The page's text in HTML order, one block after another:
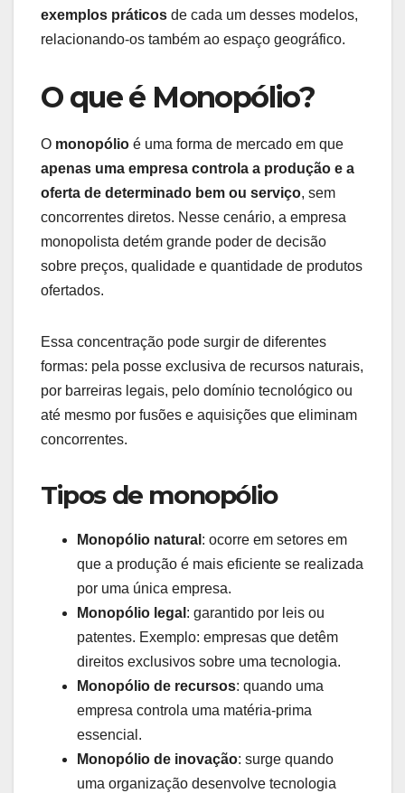
exemplos práticos de cada um desses modelos,
relacionando-os também ao espaço geográfico.
O que é Monopólio?
O monopólio é uma forma de mercado em que
apenas uma empresa controla a produção e a
oferta de determinado bem ou serviço, sem
concorrentes diretos. Nesse cenário, a empresa
monopolista detém grande poder de decisão
sobre preços, qualidade e quantidade de produtos
ofertados.
Essa concentração pode surgir de diferentes
formas: pela posse exclusiva de recursos naturais,
por barreiras legais, pelo domínio tecnológico ou
até mesmo por fusões e aquisições que eliminam
concorrentes.
Tipos de monopólio
Monopólio natural : ocorre em setores em
que a produção é mais eficiente se realizada
por uma única empresa.
Monopólio legal : garantido por leis ou
patentes. Exemplo: empresas que detêm
direitos exclusivos sobre uma tecnologia.
Monopólio de recursos: quando uma
empresa controla uma matéria-prima
essencial.
Monopólio de inovação: surge quando
uma organização desenvolve tecnologia